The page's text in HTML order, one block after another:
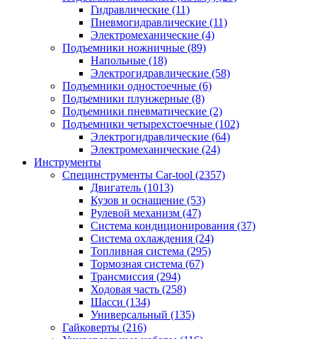
Гидравлические (11)
Пневмогидравлические (11)
Электромеханические (4)
Подъемники ножничные (89)
Напольные (18)
Электрогидравлические (58)
Подъемники одностоечные (6)
Подъемники плунжерные (8)
Подъемники пневматические (2)
Подъемники четырехстоечные (102)
Электрогидравлические (64)
Электромеханические (24)
Инструменты
Специнструменты Car-tool (2357)
Двигатель (1013)
Кузов и оснащение (53)
Рулевой механизм (47)
Система кондиционирования (37)
Система охлаждения (24)
Топливная система (295)
Тормозная система (67)
Трансмиссия (294)
Ходовая часть (258)
Шасси (134)
Универсальный (135)
Гайковерты (216)